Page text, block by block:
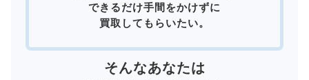
できるだけ手間をかけずに
買取してもらいたい。
そんなあなたは